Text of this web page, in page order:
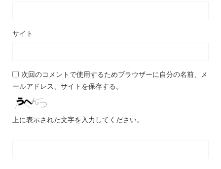
サイト
次回のコメントで使用するためブラウザーに自分の名前、メ
ールアドレス、サイトを保存する。
上に表示された文字を入力してください。